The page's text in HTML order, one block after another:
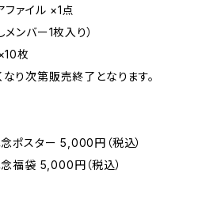
ァイル ×1点
ンバー1枚入り）
枚
り次第販売終了となります。
ポスター 5,000円（税込）
福袋 5,000円（税込）